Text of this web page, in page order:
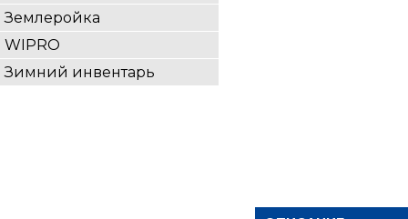
Землеройка
WIPRO
Зимний инвентарь